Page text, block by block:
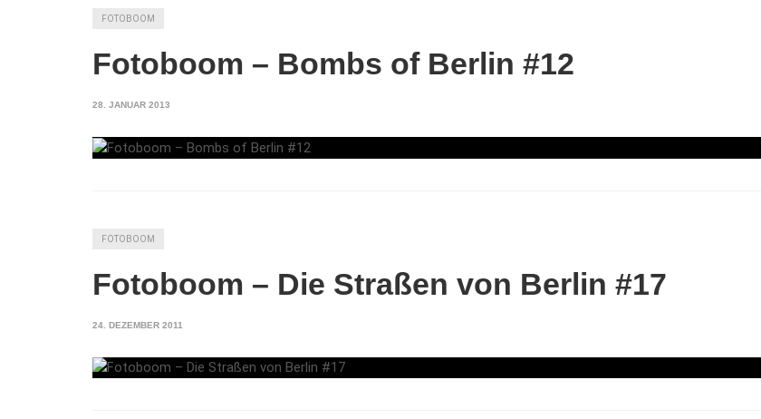
FOTOBOOM
Fotoboom – Bombs of Berlin #12
28. JANUAR 2013
FOTOBOOM
Fotoboom – Die Straßen von Berlin #17
24. DEZEMBER 2011